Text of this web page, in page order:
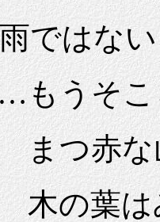
はない
らへ
も
ん